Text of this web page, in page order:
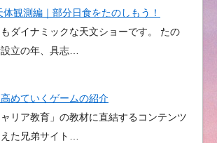
観測編｜部分日食をたのしもう！
もダイナミックな天文ショーです。 たの
立の年、具志…
めていくゲームの紹介
リア教育」の教材に直結するコンテンツ
た兄弟サイト…